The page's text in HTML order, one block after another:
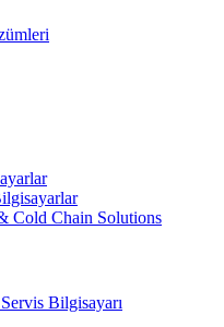
Cold Chain Solutions
Bilgisayarı